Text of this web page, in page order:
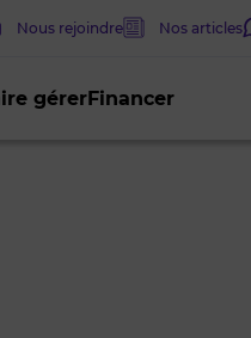
gérerFinancer
Nous rejoindre Nos articles